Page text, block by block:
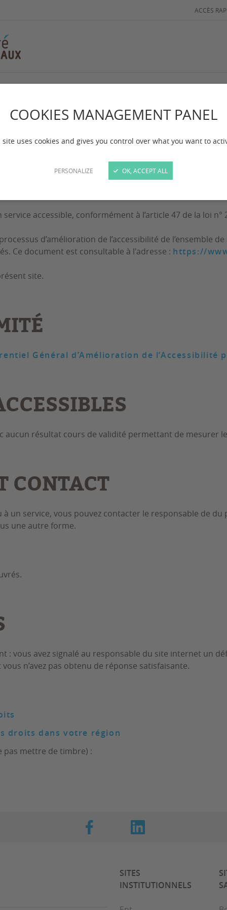
COOKIES MANAGEMENT PANEL
site uses cookies and gives you control over what you want to
PERSONALIZE OK, ACCEPT ALL
ACCÈS
accessible, conformément à l’article 47 de la loi n°
d’amélioration de l’accessibilité de l’ensemble
Ce document est consultable à l'adresse : https://
site.
Général d’Amélioration de
aucun résultat cours de validité permettant de mesurer
CONTACT
à un service, vous pouvez contacter le responsable de
une autre forme.
: vous avez signalé au responsable du site internet un
n’avez pas obtenu de réponse satisfaisante.
droits dans votre région
pas mettre de timbre) :
SITES
INSTITUTIONNELS